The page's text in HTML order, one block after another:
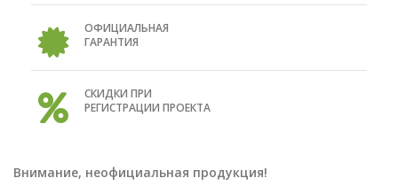
ОФИЦИАЛЬНАЯ
ГАРАНТИЯ
СКИДКИ ПРИ
РЕГИСТРАЦИИ ПРОЕКТА
Внимание, неофициальная продукция!